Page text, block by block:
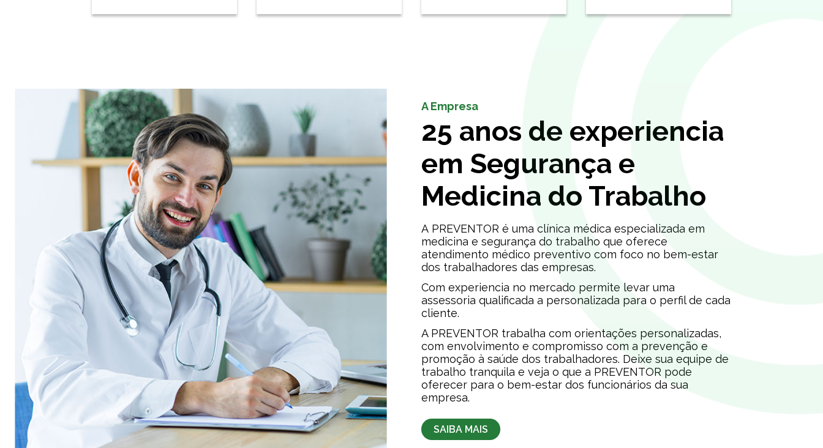
A Empresa
25 anos de experiencia
em Segurança e
Medicina do Trabalho
A PREVENTOR é uma clínica médica especializada em
medicina e segurança do trabalho que oferece
atendimento médico preventivo com foco no bem-estar
dos trabalhadores das empresas.
Com experiencia no mercado permite levar uma
assessoria qualificada a personalizada para o perfil de cada
cliente.
A PREVENTOR trabalha com orientações personalizadas,
com envolvimento e compromisso com a prevenção e
promoção à saúde dos trabalhadores. Deixe sua equipe de
trabalho tranquila e veja o que a PREVENTOR pode
oferecer para o bem-estar dos funcionários da sua
empresa.
SAIBA MAIS